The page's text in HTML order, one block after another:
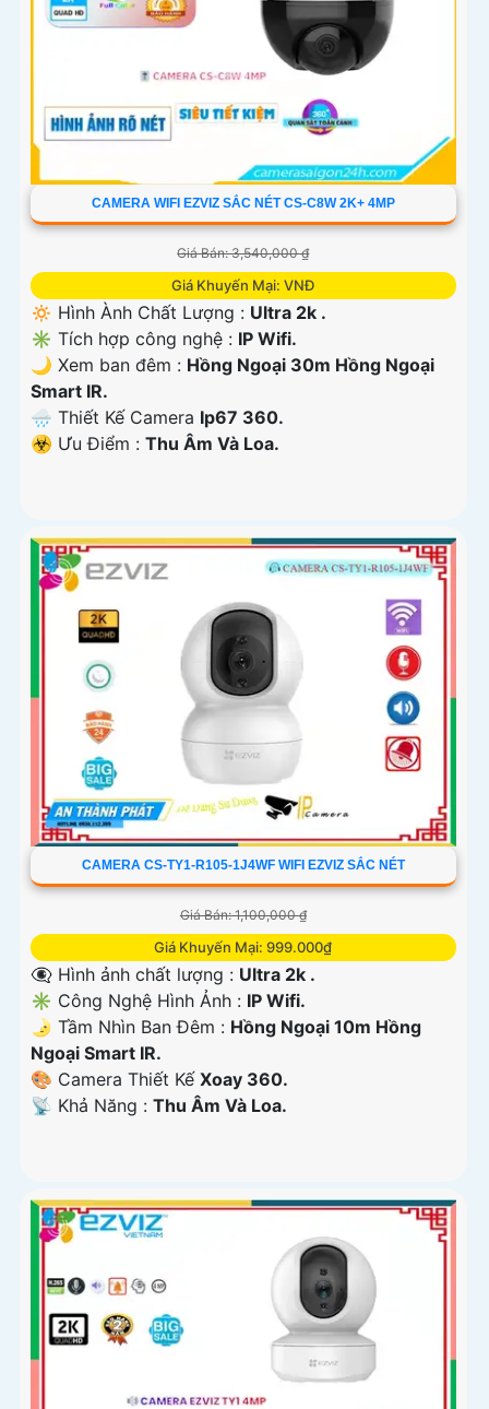
CAMERA WIFI EZVIZ SẮC NÉT CS-C8W 2K+ 4MP
Giá Bán: 3,540,000 ₫
Giá Khuyến Mại: VNĐ
🔅 Hình Ành Chất Lượng : Ultra 2k .
✳️ Tích hợp công nghệ : IP Wifi.
🌙 Xem ban đêm : Hồng Ngoại 30m Hồng Ngoại
Smart IR.
🌧️ Thiết Kế Camera Ip67 360.
️☣️ Ưu Điểm : Thu Âm Và Loa.
CAMERA CS-TY1-R105-1J4WF WIFI EZVIZ SẮC NÉT
Giá Bán: 1,100,000 ₫
Giá Khuyến Mại: 999.000₫
👁️‍🗨 Hình ảnh chất lượng : Ultra 2k .
✳️ Công Nghệ Hình Ảnh : IP Wifi.
🌛 Tầm Nhìn Ban Đêm : Hồng Ngoại 10m Hồng
Ngoại Smart IR.
🎨 Camera Thiết Kế Xoay 360.
️📡 Khả Năng : Thu Âm Và Loa.